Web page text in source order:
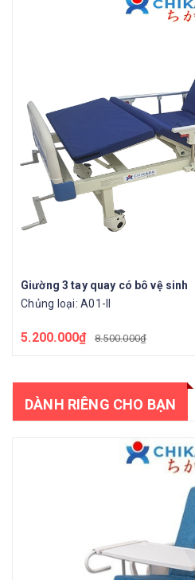
Giường 3 tay quay có bô vệ sinh
Chủng loại: A01-II
5.200.000₫ 8.500.000₫
DÀNH RIÊNG CHO BẠN